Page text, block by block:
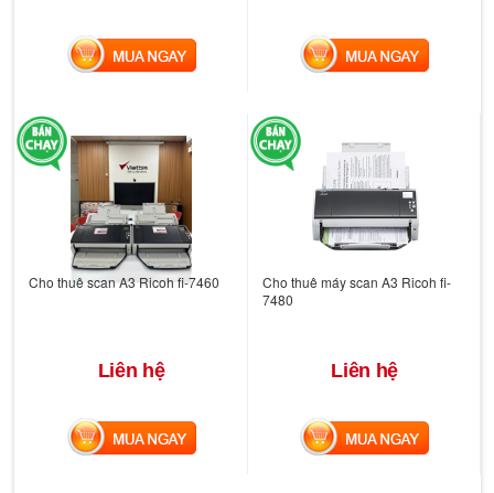
MUA NGAY MUA NGAY
Cho thuê scan A3 Ricoh fi-7460
Liên hệ
MUA NGAY
Cho thuê máy scan A3 Ricoh fi-
7480
Liên hệ
MUA NGAY